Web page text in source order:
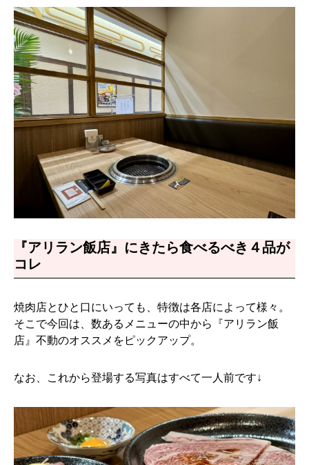
『アリラン飯店』にきたら食べるべき４品が
コレ
焼肉店とひと口にいっても、特徴は各店によって様々。
そこで今回は、数あるメニューの中から『アリラン飯
店』不動のオススメをピックアップ。
なお、これから登場する写真はすべて一人前です↓